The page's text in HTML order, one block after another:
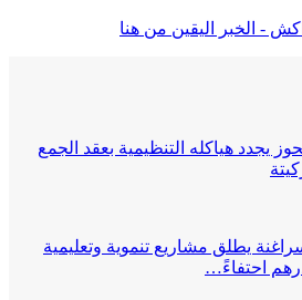
- الخبر اليقين من هنا
يجدد هياكله التنظيمية بعقد الجمع
يطلق مشاريع تنموية وتعليمية